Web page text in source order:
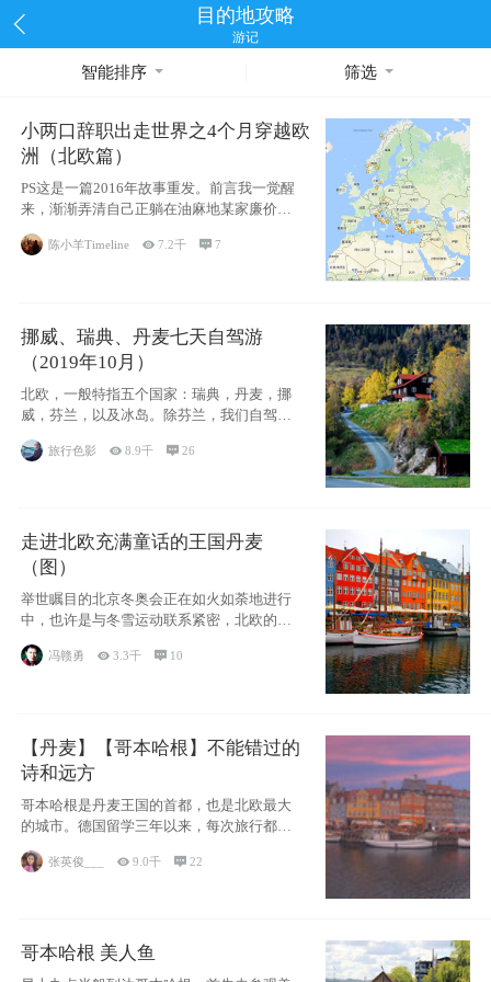
目的地攻略
游记
智能排序 筛选
小两口辞职出走世界之4个月穿越欧
洲（北欧篇）
PS这是一篇2016年故事重发。前言我一觉醒
来，渐渐弄清自己正躺在油麻地某家廉价宾
馆
陈小羊Timeline 7.2千 7
挪威、瑞典、丹麦七天自驾游
（2019年10月）
北欧，一般特指五个国家：瑞典，丹麦，挪
威，芬兰，以及冰岛。除芬兰，我们自驾游
旅行色影 8.9千 26
走进北欧充满童话的王国丹麦
（图）
举世瞩目的北京冬奥会正在如火如荼地进行
中，也许是与冬雪运动联系紧密，北欧的一
些国家因
冯赣勇 3.3千  10
【丹麦】【哥本哈根】不能错过的
诗和远方
哥本哈根是丹麦王国的首都，也是北欧最大
的城市。德国留学三年以来，每次旅行都是
张英俊___ 9.0千 22
哥本哈根 美人鱼